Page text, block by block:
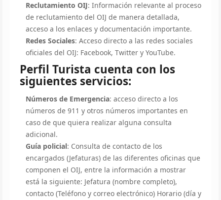
Reclutamiento OIJ: Información relevante al proceso
de reclutamiento del OIJ de manera detallada,
acceso a los enlaces y documentación importante.
Redes Sociales: Acceso directo a las redes sociales
oficiales del OIJ: Facebook, Twitter y YouTube.
Perfil Turista cuenta con los
siguientes servicios:
Números de Emergencia: acceso directo a los
números de 911 y otros números importantes en
caso de que quiera realizar alguna consulta
adicional.
Guía policial: Consulta de contacto de los
encargados (Jefaturas) de las diferentes oficinas que
componen el OIJ, entre la información a mostrar
está la siguiente: Jefatura (nombre completo),
contacto (Teléfono y correo electrónico) Horario (día y